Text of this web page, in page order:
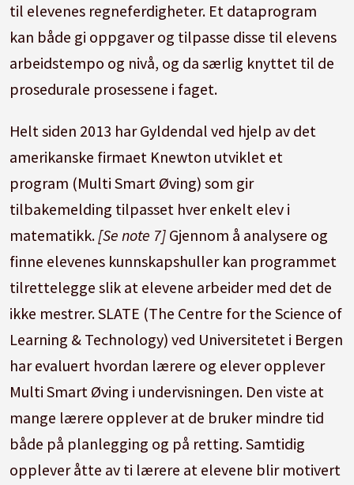
til elevenes regneferdigheter. Et dataprogram
kan både gi oppgaver og tilpasse disse til elevens
arbeidstempo og nivå, og da særlig knyttet til de
prosedurale prosessene i faget.
Helt siden 2013 har Gyldendal ved hjelp av det
amerikanske firmaet Knewton utviklet et
program (Multi Smart Øving) som gir
tilbakemelding tilpasset hver enkelt elev i
matematikk. [Se note 7] Gjennom å analysere og
finne elevenes kunnskapshuller kan programmet
tilrettelegge slik at elevene arbeider med det de
ikke mestrer. SLATE (The Centre for the Science of
Learning & Technology) ved Universitetet i Bergen
har evaluert hvordan lærere og elever opplever
Multi Smart Øving i undervisningen. Den viste at
mange lærere opplever at de bruker mindre tid
både på planlegging og på retting. Samtidig
opplever åtte av ti lærere at elevene blir motivert